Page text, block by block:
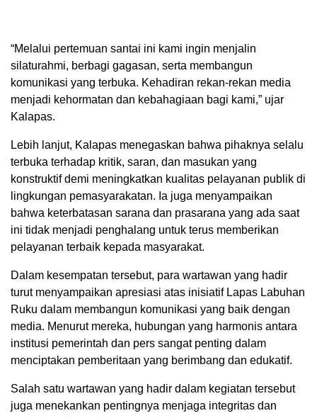
“Melalui pertemuan santai ini kami ingin menjalin
silaturahmi, berbagi gagasan, serta membangun
komunikasi yang terbuka. Kehadiran rekan-rekan media
menjadi kehormatan dan kebahagiaan bagi kami,” ujar
Kalapas.
Lebih lanjut, Kalapas menegaskan bahwa pihaknya selalu
terbuka terhadap kritik, saran, dan masukan yang
konstruktif demi meningkatkan kualitas pelayanan publik di
lingkungan pemasyarakatan. Ia juga menyampaikan
bahwa keterbatasan sarana dan prasarana yang ada saat
ini tidak menjadi penghalang untuk terus memberikan
pelayanan terbaik kepada masyarakat.
Dalam kesempatan tersebut, para wartawan yang hadir
turut menyampaikan apresiasi atas inisiatif Lapas Labuhan
Ruku dalam membangun komunikasi yang baik dengan
media. Menurut mereka, hubungan yang harmonis antara
institusi pemerintah dan pers sangat penting dalam
menciptakan pemberitaan yang berimbang dan edukatif.
Salah satu wartawan yang hadir dalam kegiatan tersebut
juga menekankan pentingnya menjaga integritas dan